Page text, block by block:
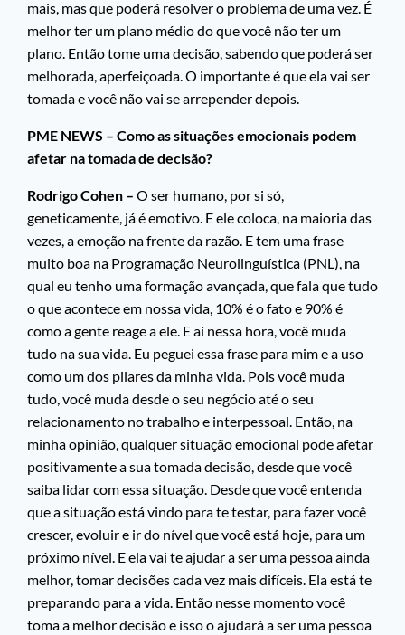
mais, mas que poderá resolver o problema de uma vez. É
melhor ter um plano médio do que você não ter um
plano. Então tome uma decisão, sabendo que poderá ser
melhorada, aperfeiçoada. O importante é que ela vai ser
tomada e você não vai se arrepender depois.
PME NEWS – Como as situações emocionais podem
afetar na tomada de decisão?
Rodrigo Cohen – O ser humano, por si só,
geneticamente, já é emotivo. E ele coloca, na maioria das
vezes, a emoção na frente da razão. E tem uma frase
muito boa na Programação Neurolinguística (PNL), na
qual eu tenho uma formação avançada, que fala que tudo
o que acontece em nossa vida, 10% é o fato e 90% é
como a gente reage a ele. E aí nessa hora, você muda
tudo na sua vida. Eu peguei essa frase para mim e a uso
como um dos pilares da minha vida. Pois você muda
tudo, você muda desde o seu negócio até o seu
relacionamento no trabalho e interpessoal. Então, na
minha opinião, qualquer situação emocional pode afetar
positivamente a sua tomada decisão, desde que você
saiba lidar com essa situação. Desde que você entenda
que a situação está vindo para te testar, para fazer você
crescer, evoluir e ir do nível que você está hoje, para um
próximo nível. E ela vai te ajudar a ser uma pessoa ainda
melhor, tomar decisões cada vez mais difíceis. Ela está te
preparando para a vida. Então nesse momento você
toma a melhor decisão e isso o ajudará a ser uma pessoa